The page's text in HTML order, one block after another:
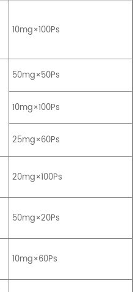
10mg×100Ps
50mg×50Ps
10mg×100Ps
25mg×60Ps
20mg×100Ps
50mg×20Ps
10mg×60Ps